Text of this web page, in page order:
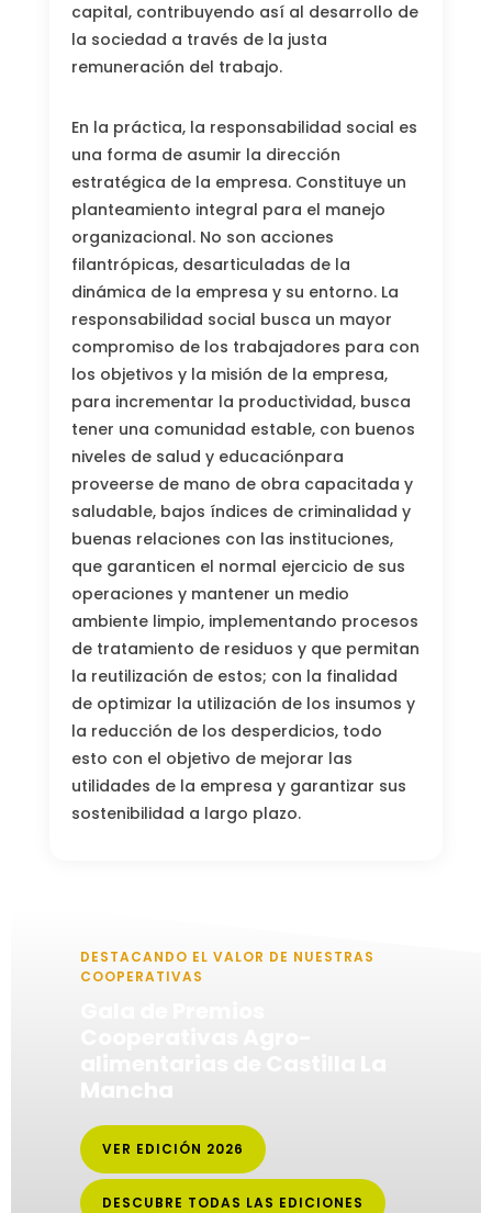
capital, contribuyendo así al desarrollo de
la sociedad a través de la justa
remuneración del trabajo.
En la práctica, la responsabilidad social es
una forma de asumir la dirección
estratégica de la empresa. Constituye un
planteamiento integral para el manejo
organizacional. No son acciones
filantrópicas, desarticuladas de la
dinámica de la empresa y su entorno. La
responsabilidad social busca un mayor
compromiso de los trabajadores para con
los objetivos y la misión de la empresa,
para incrementar la productividad, busca
tener una comunidad estable, con buenos
niveles de salud y educaciónpara
proveerse de mano de obra capacitada y
saludable, bajos índices de criminalidad y
buenas relaciones con las instituciones,
que garanticen el normal ejercicio de sus
operaciones y mantener un medio
ambiente limpio, implementando procesos
de tratamiento de residuos y que permitan
la reutilización de estos; con la finalidad
de optimizar la utilización de los insumos y
la reducción de los desperdicios, todo
esto con el objetivo de mejorar las
utilidades de la empresa y garantizar sus
sostenibilidad a largo plazo.
DESTACANDO EL VALOR DE NUESTRAS
COOPERATIVAS
VER EDICIÓN 2026
DESCUBRE TODAS LAS EDICIONES